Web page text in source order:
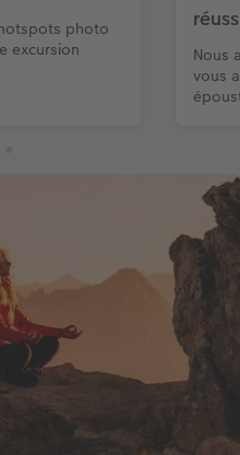
photo
excursion
Nous
vous